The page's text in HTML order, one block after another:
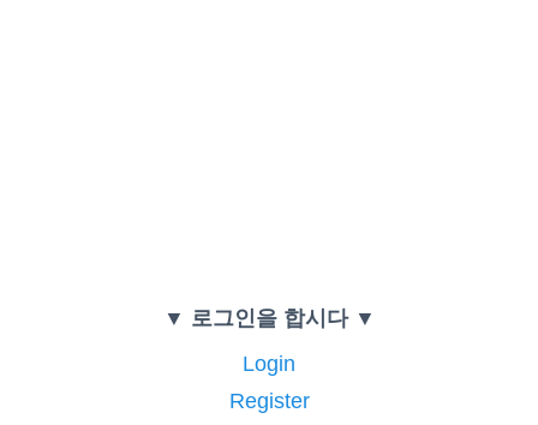
▼ 로그인을 합시다 ▼
Login
Register